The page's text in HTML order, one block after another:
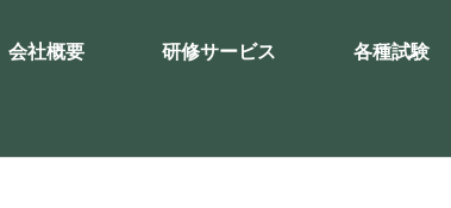
会社概要 研修サービス 各種試験